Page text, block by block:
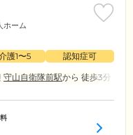
ホーム
護1〜5
認知症可
守山自衛隊前駅から 徒歩3分